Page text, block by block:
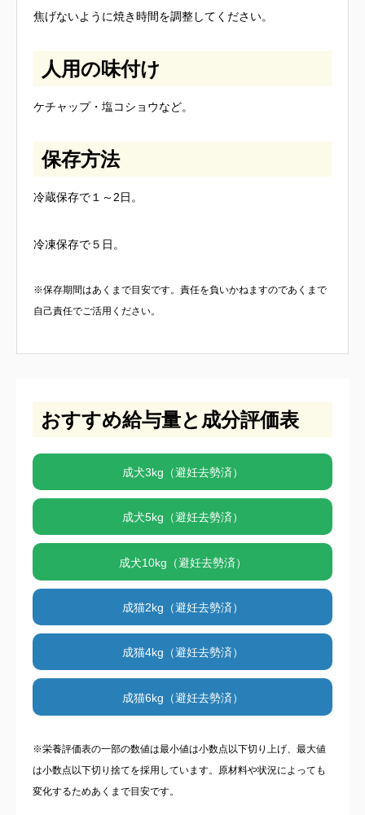
焦げないように焼き時間を調整してください。
人用の味付け
ケチャップ・塩コショウなど。
保存方法
冷蔵保存で１～2日。
冷凍保存で５日。
※保存期間はあくまで目安です。責任を負いかねますのであくまで
自己責任でご活用ください。
おすすめ給与量と成分評価表
成犬3kg（避妊去勢済）
成犬5kg（避妊去勢済）
成犬10kg（避妊去勢済）
成猫2kg（避妊去勢済）
成猫4kg（避妊去勢済）
成猫6kg（避妊去勢済）
※栄養評価表の一部の数値は最小値は小数点以下切り上げ、最大値
は小数点以下切り捨てを採用しています。原材料や状況によっても
変化するためあくまで目安です。